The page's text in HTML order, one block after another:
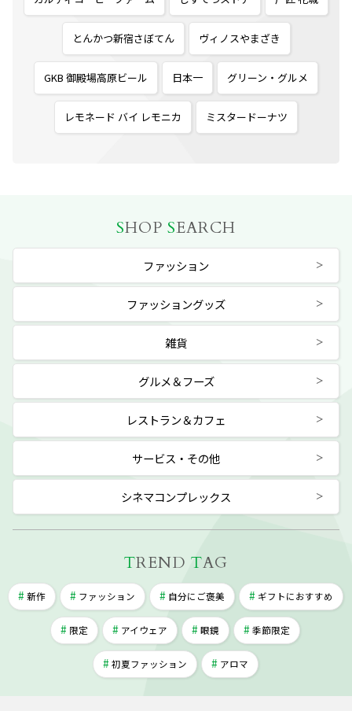
とんかつ新宿さぼてん ヴィノスやまざき
GKB 御殿場高原ビール 日本一 グリーン・グルメ
レモネード バイ レモニカ ミスタードーナツ
SHOP SEARCH
ファッション
ファッショングッズ
雑貨
グルメ＆フーズ
レストラン＆カフェ
サービス・その他
シネマコンプレックス
TREND TAG
新作 ファッション 自分にご褒美 ギフトにおすすめ
限定 アイウェア 眼鏡 季節限定
初夏ファッション アロマ